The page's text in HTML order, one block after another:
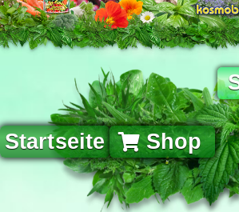
Startseite Shop